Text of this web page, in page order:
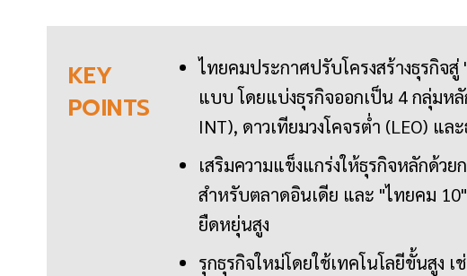
KEY
POINTS
ไทยคมประกาศปรับโครงสร้างธุรกิจ
แบบ โดยแบ่งธุรกิจออกเป็น 4 กลุ่มห
INT), ดาวเทียมวงโคจรต่ำ (LEO) แ
เสริมความแข็งแกร่งให้ธุรกิจหลักด้วย
สำหรับตลาดอินเดีย และ "ไทยคม
ยืดหยุ่นสูง
รุกธุรกิจใหม่โดยใช้เทคโนโลยีขั้นสูง